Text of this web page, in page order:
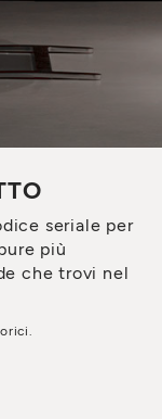
seriale per
più
che trovi nel